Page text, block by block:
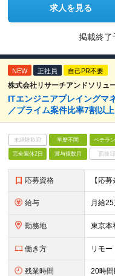
求人を見る
掲載終了
NEW 正社員 自己PR不要
株式会社リサーチアンドソリュ
ITエンジニアプレイングマ
／プライム案件比率7割以
未経験歓迎 学歴不問 ベテラ
完全週休2日 賞与複数月 面接1
応募資格
給与
勤務地
働き方 リモー
残業時間 20時間